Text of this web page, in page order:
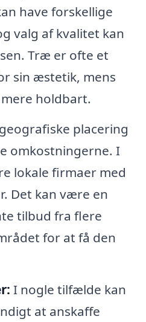
have forskellige
valg af kvalitet kan
Træ er ofte et
sin æstetik, mens
holdbart.
placering
omkostningerne. I
lokale firmaer med
Det kan være en
tilbud fra flere
for at få den
I nogle tilfælde kan
at anskaffe